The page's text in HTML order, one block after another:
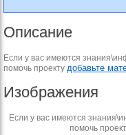
Описание
Если у вас имеются
помочь проекту добавьте
Изображения
Если у вас имеются
помочь